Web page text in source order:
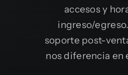
accesos y
ingreso/
soporte post-
nos diferencia en